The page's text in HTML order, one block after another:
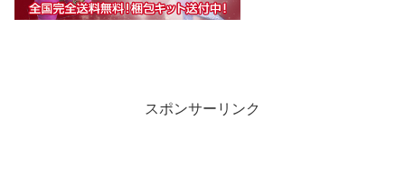
スポンサーリンク